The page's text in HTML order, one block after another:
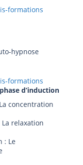
hypnose
d’induction
concentration
relaxation
: Le